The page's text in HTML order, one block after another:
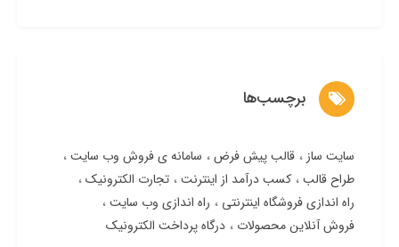
برچسب‌ها
سایت ساز قالب پیش فرض
سامانه ی فروش وب سایت
طراح قالب کسب درآمد از اینترنت تجارت الکترونیک
راه اندازی فروشگاه اینترنتی
راه اندازی وب سایت
فروش آنلاین محصولات
درگاه پرداخت الکترونیک